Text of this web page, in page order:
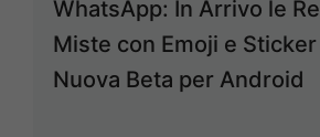
WhatsApp: In Arrivo le
Miste con Emoji e
Nuova Beta per Android